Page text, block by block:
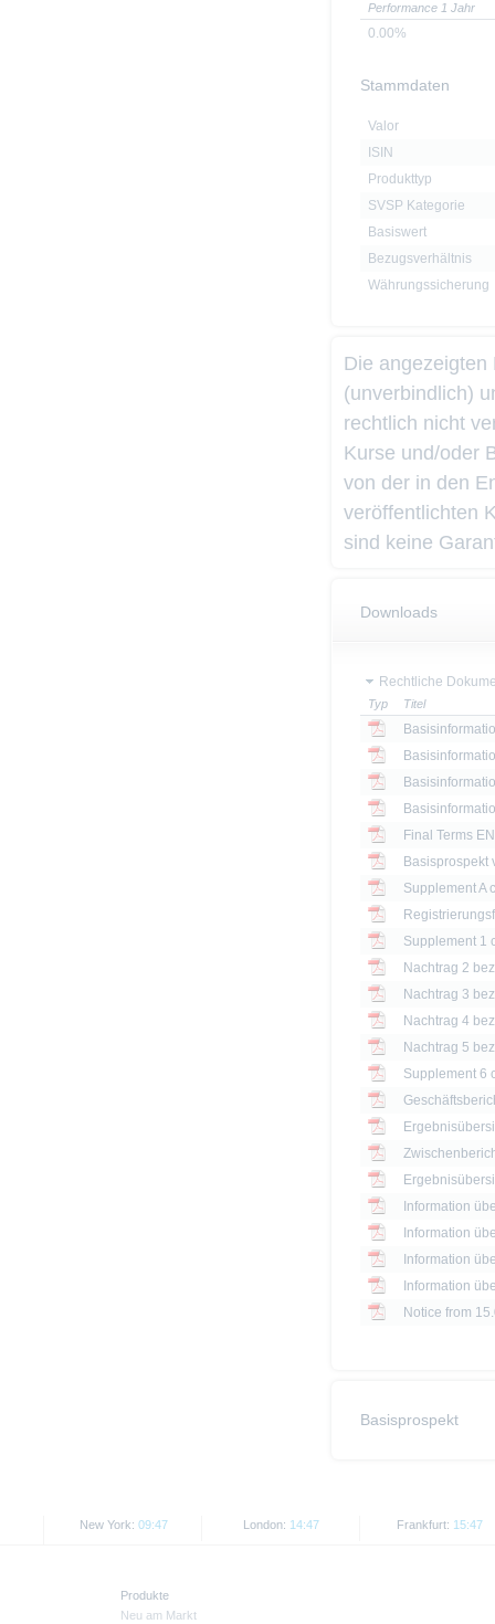
Performance 1 Jahr
0.00%
Stammdaten
Valor
ISIN
Produkttyp
SVSP Kategorie
Basiswert
Bezugsverhältnis
Währungssicherung
Die
(unverbindlich)
rechtlich nicht
Kurse und/oder
von der in den
veröffentlichten
sind keine
Downloads
Rechtliche
Typ Titel
Final Terms EN
Basisprospekt
Nachtrag 2
Nachtrag 3
Nachtrag 4
Nachtrag 5
Information
Information
Information
Information
Notice from
Basisprospekt
New York: 09:47 London: 14:47 Frankfurt: 15:47
Produkte
Neu am Markt